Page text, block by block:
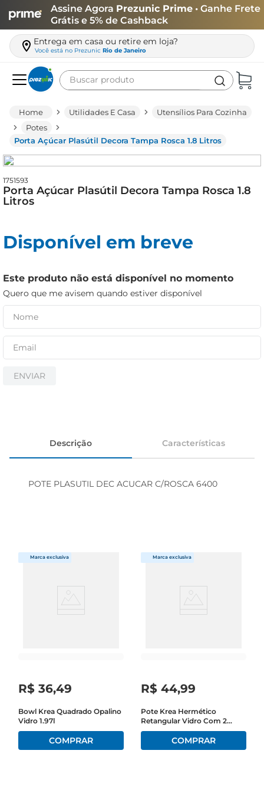
Assine Agora Prezunic Prime • Ganhe Frete
Grátis e 5% de Cashback
Entrega em casa ou retire em loja?
Você está no Prezunic Rio de Janeiro
Buscar produto
Utilidades E Casa
Utensílios Para Cozinha
Potes
Porta Açúcar Plasútil Decora Tampa Rosca 1.8 Litros
1751593
Porta Açúcar Plasútil Decora Tampa Rosca 1.8
Litros
Disponível em breve
Este produto não está disponível no momento
Quero que me avisem quando estiver disponível
ENVIAR
Descrição Características
POTE PLASUTIL DEC ACUCAR C/ROSCA 6400
R$ 36,49
Bowl Krea Quadrado Opalino
Vidro 1.97l
R$ 44,99
Pote Krea Hermético
Retangular Vidro Com 2
Divisões
leite
queijo
arroz
biscoito
iogurte
papel higiênico